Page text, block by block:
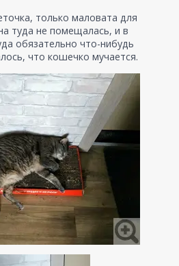
только маловата для
туда не помещалась, и в
обязательно что-нибудь
что кошечко мучается.